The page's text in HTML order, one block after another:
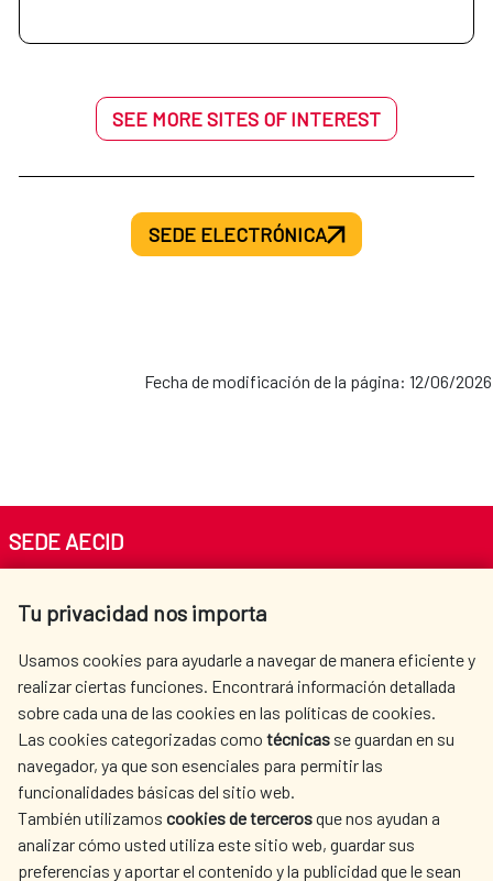
SEE MORE SITES OF INTEREST
SEDE ELECTRÓNICA
Fecha de modificación de la página: 12/06/2026
Tu privacidad nos importa
Usamos cookies para ayudarle a navegar de manera eficiente y
realizar ciertas funciones. Encontrará información detallada
sobre cada una de las cookies en las políticas de cookies.
Las cookies categorizadas como técnicas se guardan en su
navegador, ya que son esenciales para permitir las
funcionalidades básicas del sitio web.
También utilizamos cookies de tercerosque nos ayudan a
analizar cómo usted utiliza este sitio web, guardar sus
preferencias y aportar el contenido y la publicidad que le sean
SEDE AECID
Tel. +34 900 20 30 54​​​​​​​
AECID
WHERE DO WE COOPERATE?
SPANISH HUMANITARIAN
ACTION
PRESS ROOM
CULTURE AND SCIENCE LIBRARY